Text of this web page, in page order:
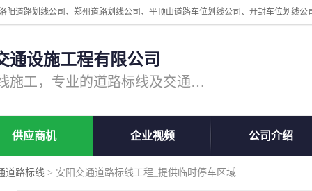
通设施工程有限公司
专注道路标线施工，专业的道路标线及交通设施施工服务商!
供应商机 企业视频 公司介绍
道路标线 > 安阳交通道路标线工程_提供临时停车区域